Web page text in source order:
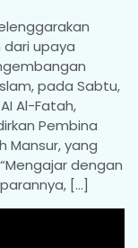
upaya
pada Sabtu,
Al-Fatah,
Pembina
Mansur, yang
dengan
[…]